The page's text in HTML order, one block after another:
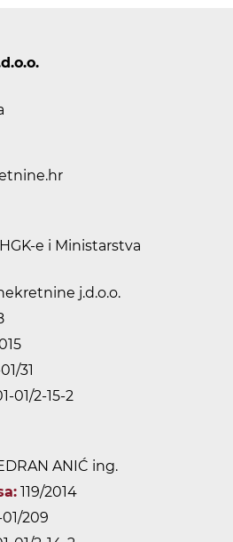
e i Ministarstva
j.d.o.o.
31
01/2-15-2
ANIĆ ing.
119/2014
209